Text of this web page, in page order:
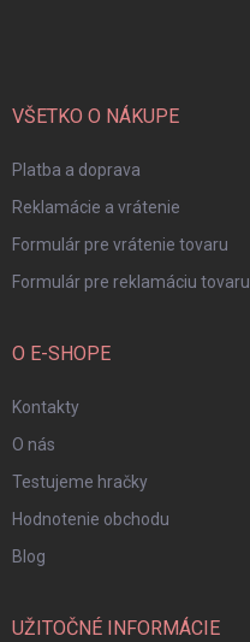
VŠETKO O NÁKUPE
Platba a doprava
Reklamácie a vrátenie
Formulár pre vrátenie tovaru
Formulár pre reklamáciu tovaru
O E-SHOPE
Kontakty
O nás
Testujeme hračky
Hodnotenie obchodu
Blog
UŽITOČNÉ INFORMÁCIE